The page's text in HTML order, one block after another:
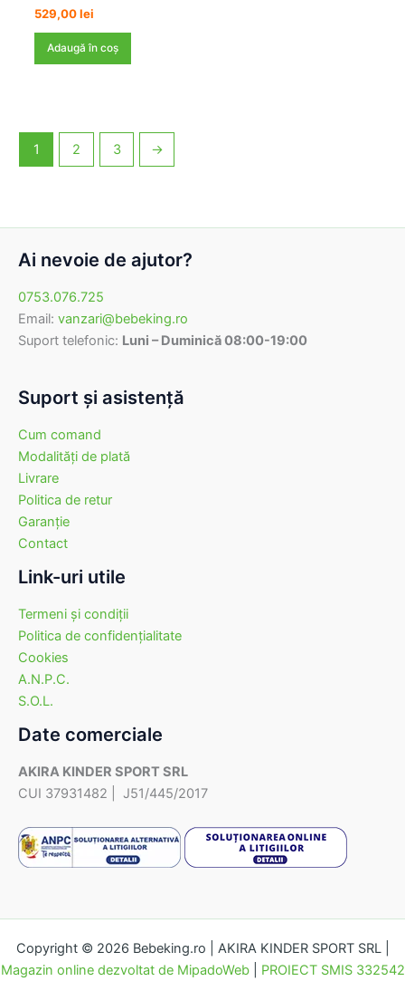
529,00lei
Adaugă în coș
1 2 3 →
Ai nevoie de ajutor?
0753.076.725
Email: vanzari@bebeking.ro
Suport telefonic: Luni – Duminică 08:00-19:00
Suport şi asistenţă
Cum comand
Modalităţi de plată
Livrare
Politica de retur
Garanţie
Contact
Link-uri utile
Termeni şi condiţii
Politica de confidenţialitate
Cookies
A.N.P.C.
S.O.L.
Date comerciale
AKIRA KINDER SPORT SRL
CUI 37931482 | J51/445/2017
Copyright © 2026 Bebeking.ro | AKIRA KINDER SPORT SRL |
Magazin online dezvoltat de MipadoWeb| PROIECT SMIS 332542